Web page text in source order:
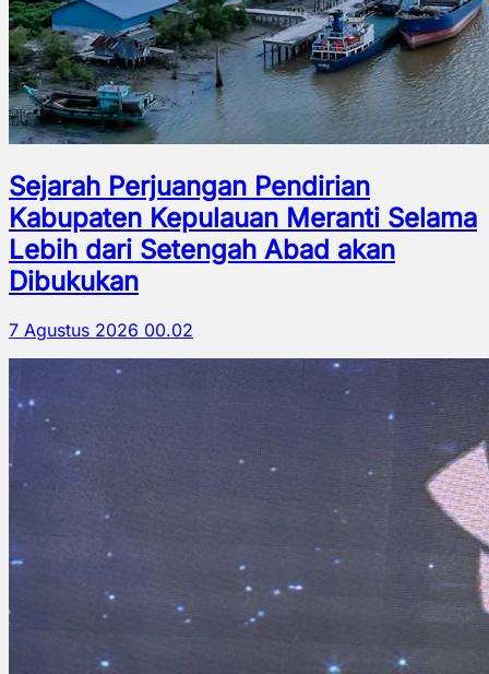
Sejarah Perjuangan Pendirian
Kabupaten Kepulauan Meranti Selama
Lebih dari Setengah Abad akan
Dibukukan
7 Agustus 2026 00.02